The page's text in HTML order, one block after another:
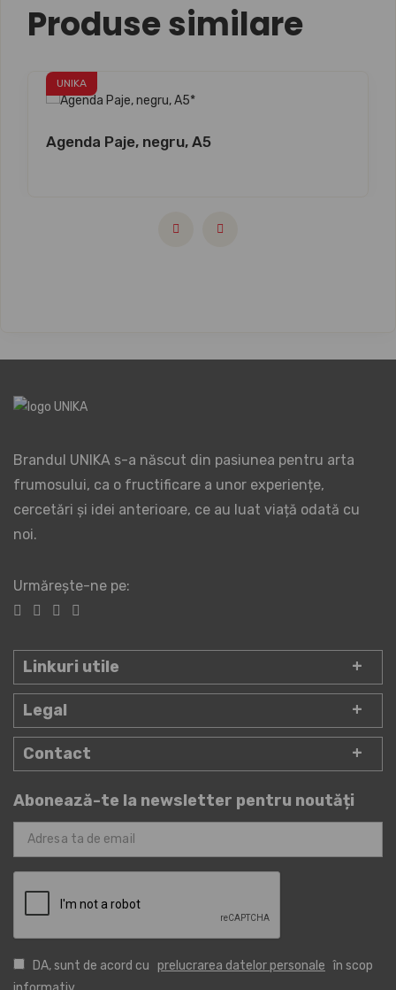
Produse similare
UNIKA
Agenda Paje, negru, A5
Brandul UNIKA s-a născut din pasiunea pentru arta
frumosului, ca o fructificare a unor experiențe,
cercetări și idei anterioare, ce au luat viață odată cu
noi.
Urmărește-ne pe:
Linkuri utile
Legal
Contact
Abonează-te la newsletter pentru noutăți
DA, sunt de acord cu prelucrarea datelor personale în scop